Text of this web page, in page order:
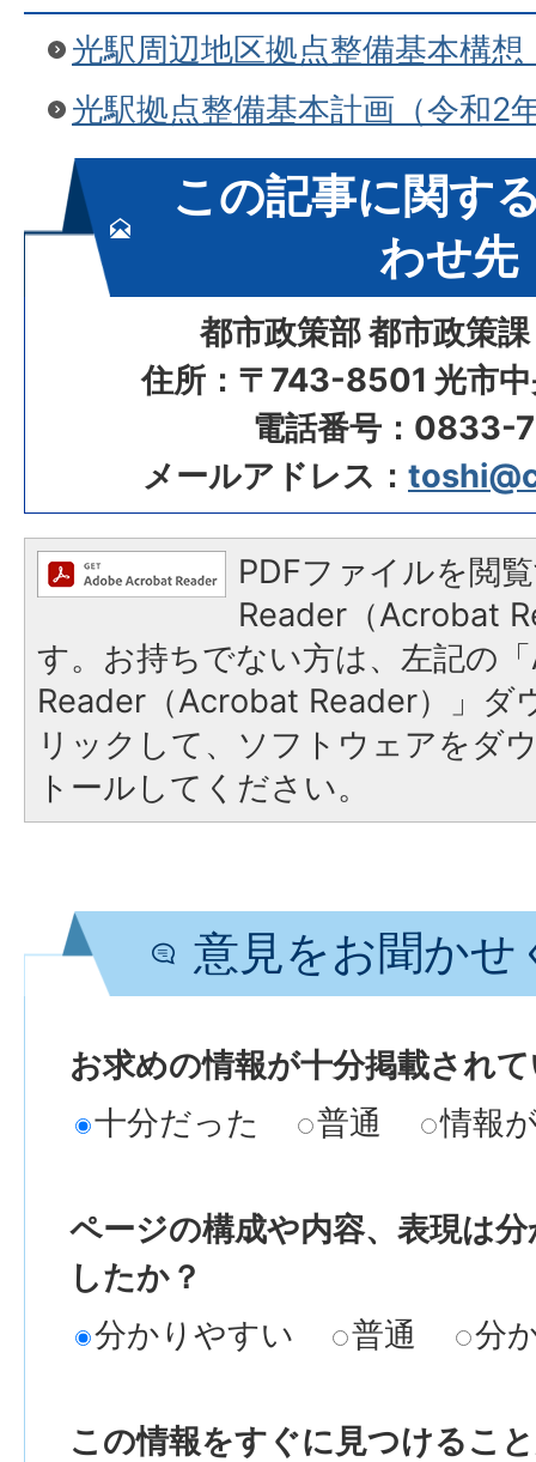
光駅周辺地区拠点整備基本構
光駅拠点整備基本計画（令和2
この記事に関す
わせ先
都市政策部 都市政策
住所：〒743-8501 光市中
電話番号：0833-
メールアドレス：
PDFファイルを閲
Reader（Acrobat
す。お持ちでない方は、左記の
Reader（Acrobat Reader）」ダ
リックして、ソフトウェアをダ
トールしてください。
意見をお聞かせ
お求めの情報が十分掲載され
十分だった
普通 情報
ページの構成や内容、表現は
したか？
分かりやすい
普通 分
この情報をすぐに見つけるこ